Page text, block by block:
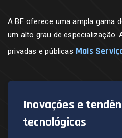
A BF oferece uma ampla gama
um alto grau de especialização.
privadas e públicas Mais
Inovações e
tecnológicas